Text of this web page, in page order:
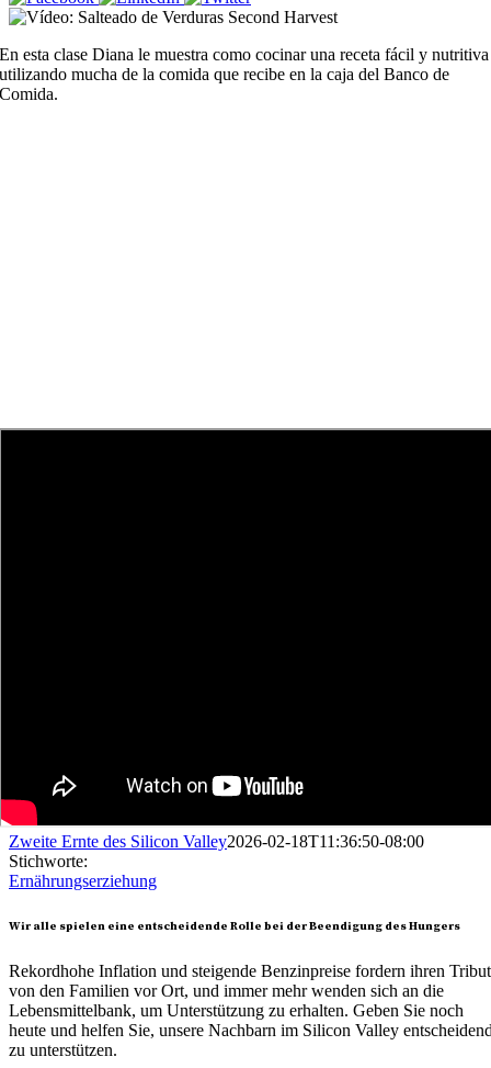
En esta clase Diana le muestra como cocinar una receta fácil y nutritiva
utilizando mucha de la comida que recibe en la caja del Banco de
Comida.
Zweite Ernte des Silicon Valley2026-02-18T11:36:50-08:00
Stichworte:
Ernährungserziehung
Wir alle spielen eine entscheidende Rolle bei der Beendigung des Hungers
Rekordhohe Inflation und steigende Benzinpreise fordern ihren Tribut
von den Familien vor Ort, und immer mehr wenden sich an die
Lebensmittelbank, um Unterstützung zu erhalten. Geben Sie noch
heute und helfen Sie, unsere Nachbarn im Silicon Valley
zu unterstützen.